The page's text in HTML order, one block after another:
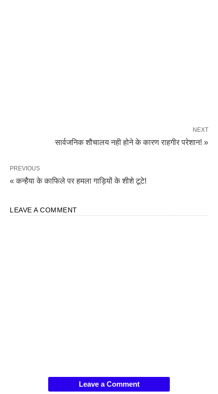
NEXT
सार्वजनिक शौचालय नही होने के कारण राहगीर परेशान! »
PREVIOUS
« कन्हैया के काफिले पर हमला गाड़ियों के शीशे टूटे!
LEAVE A COMMENT
Leave a Comment